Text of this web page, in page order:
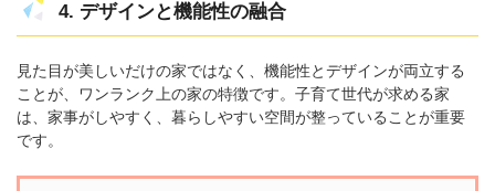
4. デザインと機能性の融合
見た目が美しいだけの家ではなく、機能性とデザインが両立する
ことが、ワンランク上の家の特徴です。子育て世代が求める家
は、家事がしやすく、暮らしやすい空間が整っていることが重要
です。